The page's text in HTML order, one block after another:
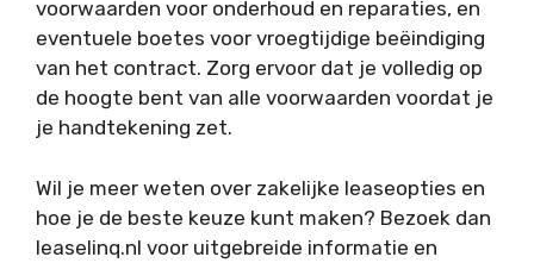
voorwaarden voor onderhoud en reparaties, en
eventuele boetes voor vroegtijdige beëindiging
van het contract. Zorg ervoor dat je volledig op
de hoogte bent van alle voorwaarden voordat je
je handtekening zet.
Wil je meer weten over zakelijke leaseopties en
hoe je de beste keuze kunt maken? Bezoek dan
leaselinq.nl voor uitgebreide informatie en